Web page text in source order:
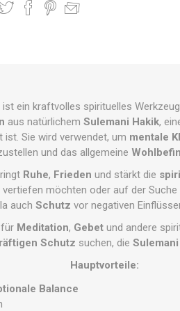
ist ein kraftvolles spirituelles
aus natürlichem Sulemani Hakik,
ist. Sie wird verwendet, um mentale
und das allgemeine
Ruhe, Frieden und stärkt die
vertiefen möchten oder auf der Suche
auch Schutz vor negativen
Meditation, Gebet und andere
Schutz suchen, die
Hauptvorteile:
Balance